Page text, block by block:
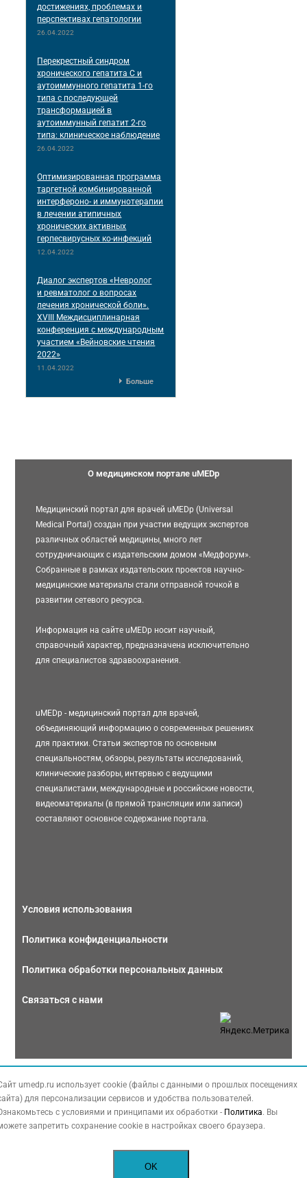
достижениях, проблемах и
перспективах гепатологии
26.04.2022
Перекрестный синдром
хронического гепатита С и
аутоиммунного гепатита 1-го
типа с последующей
трансформацией в
аутоиммунный гепатит 2-го
типа: клиническое наблюдение
26.04.2022
Оптимизированная программа
таргетной комбинированной
интерфероно- и иммунотерапии
в лечении атипичных
хронических активных
герпесвирусных ко-инфекций
12.04.2022
Диалог экспертов «Невролог
и ревматолог о вопросах
лечения хронической боли».
XVIII Междисциплинарная
конференция c международным
участием «Вейновские чтения
2022»
11.04.2022
Больше
О медицинском портале uMEDp
Медицинский портал для врачей uMEDp (Universal
Medical Portal) создан при участии ведущих экспертов
различных областей медицины, много лет
сотрудничающих с издательским домом «Медфорум».
Собранные в рамках издательских проектов научно-
медицинские материалы стали отправной точкой в
развитии сетевого ресурса.
Информация на сайте uMEDp носит научный,
справочный характер, предназначена исключительно
для специалистов здравоохранения.
uMEDp - медицинский портал для врачей,
объединяющий информацию о современных решениях
для практики. Статьи экспертов по основным
специальностям, обзоры, результаты исследований,
клинические разборы, интервью с ведущими
специалистами, международные и российские новости,
видеоматериалы (в прямой трансляции или записи)
составляют основное содержание портала.
Условия использования
Политика конфиденциальности
Политика обработки персональных данных
Связаться с нами
содержит материалы, принадлежащие третьей стороне, охраняемые законом
umedp.ru использует cookie (файлы с данными о прошлых посещениях
для персонализации сервисов и удобства пользователей.
с условиями и принципами их обработки - Политика. Вы
запретить сохранение cookie в настройках своего браузера.
OK